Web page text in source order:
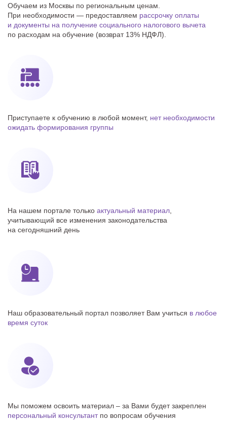
Обучаем из Москвы по региональным ценам.
При необходимости — предоставляем рассрочку оплаты
и документы на получение cоциального налогового вычета
по расходам на обучение (возврат 13% НДФЛ).
Приступаете к обучению в любой момент, нет необходимости
ожидать формирования группы
На нашем портале только актуальный материал
учитывающий все изменения законодательства
на сегодняшний день
Наш образовательный портал позволяет Вам учиться в любое
время суток
Мы поможем освоить материал – за Вами будет закреплен
персональный консультантпо вопросам обучения